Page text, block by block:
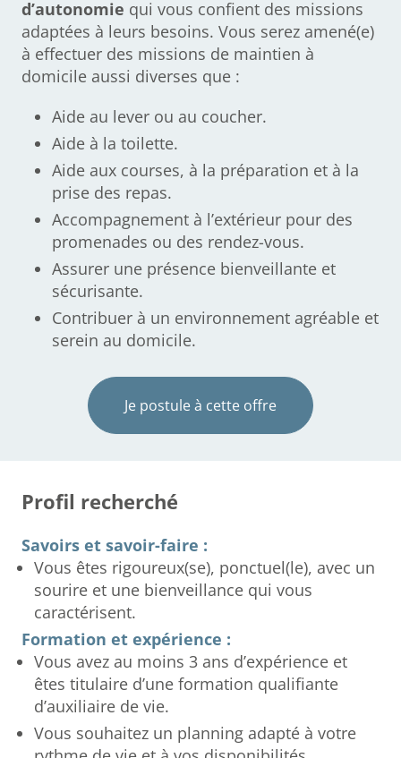
d’autonomie qui vous confient des missions
adaptées à leurs besoins. Vous serez amené(e)
à effectuer des missions de maintien à
domicile aussi diverses que :
Aide au lever ou au coucher.
Aide à la toilette.
Aide aux courses, à la préparation et à la
prise des repas.
Accompagnement à l’extérieur pour des
promenades ou des rendez-vous.
Assurer une présence bienveillante et
sécurisante.
Contribuer à un environnement agréable et
serein au domicile.
Je postule à cette offre
Profil recherché
Savoirs et savoir-faire :
Vous êtes rigoureux(se), ponctuel(le), avec un
sourire et une bienveillance qui vous
caractérisent.
Formation et expérience :
Vous avez au moins 3 ans d’expérience et
êtes titulaire d’une formation qualifiante
d’auxiliaire de vie.
Vous souhaitez un planning adapté à votre